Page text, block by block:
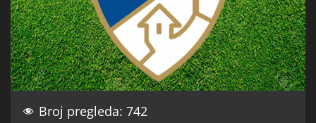
Broj pregleda: 742